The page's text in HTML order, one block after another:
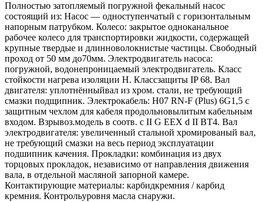
Полностью затопляемый погружной фекальный насос
состоящий из: Насос — одноступенчатый с горизонтальным
напорным патрубком. Колесо: закрытое одноканальное
рабочее колесо для транспортировки жидкости, содержащей
крупные твердые и длинноволокнистые частицы. Свободный
проход от 50 мм до70мм. Электродвигатель насоса:
погружной, водонепроницаемый электродвигатель. Класс
стойкости нагрева изоляции H. Классзащиты IP 68. Вал
двигателя: уплотнённыйвал из хром. стали, не требующий
смазки подщипник. Электрокабель: H07 RN-F (Plus) 6G1,5 с
защитным чехлом для кабеля продольновылитым кабельным
входом. Взрывоз.модель в соотв. с II G EEX d II BT4. Вал
электродвигателя: увеличенный стальной хромированый вал,
не требующий смазки на весь период эксплуатации
подшипник качения. Прокладки: комбинация из двух
торцовых прокладок, независимо от направления движения
вала, в отдельной масляной запорной камере.
Контактирующие материалы: карбидкремния / карбид
кремния. Контрольуровня масла снаружи.